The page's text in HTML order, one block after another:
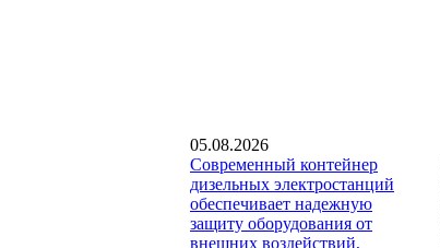
05.08.2026
Современный контейнер
дизельных электростанций
обеспечивает надежную
защиту оборудования от
внешних воздействий,